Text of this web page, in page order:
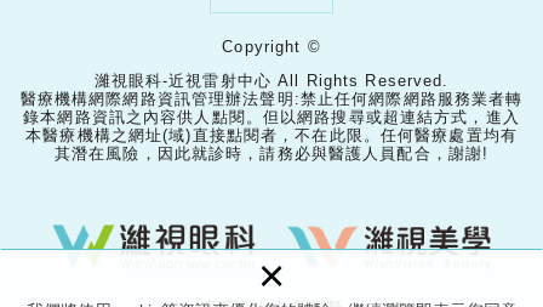
×
Copyright ©
濰視眼科-近視雷射中心 All Rights Reserved.
醫療機構網際網路資訊管理辦法聲明:禁止任何網際網路服務業者轉
錄本網路資訊之內容供人點閱。但以網路搜尋或超連結方式，進入
本醫療機構之網址(域)直接點閱者，不在此限。任何醫療處置均有
其潛在風險，因此就診時，請務必與醫護人員配合，謝謝!